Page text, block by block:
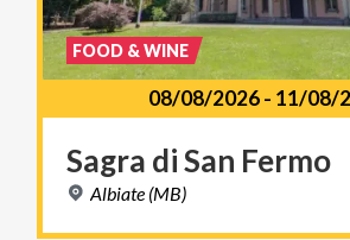
08/08/2026- 11/08/
Sagra diSan Fermo
Albiate (MB)
FOOD & WINE